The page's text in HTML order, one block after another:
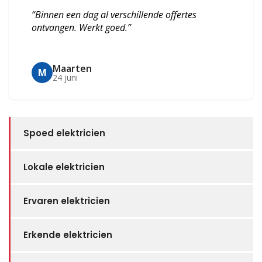
“Binnen een dag al verschillende offertes
ontvangen. Werkt goed.”
M Maarten
24 juni
Spoed elektricien
Lokale elektricien
Ervaren elektricien
Erkende elektricien